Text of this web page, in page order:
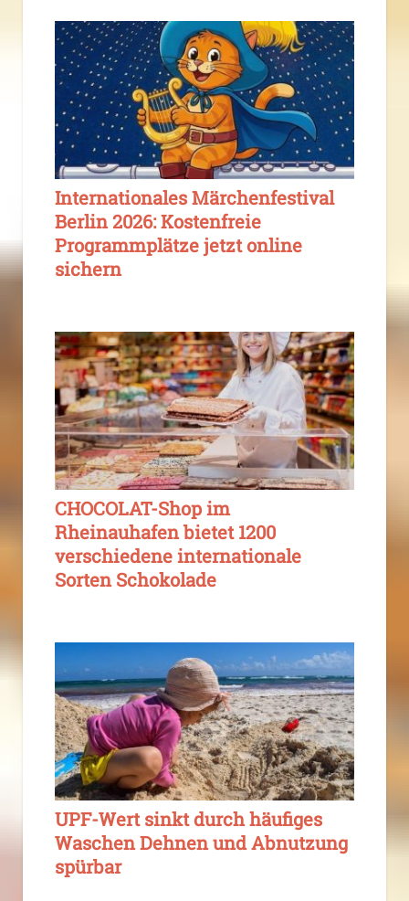
Internationales Märchenfestival
Berlin 2026: Kostenfreie
Programmplätze jetzt online
sichern
CHOCOLAT-Shop im
Rheinauhafen bietet 1200
verschiedene internationale
Sorten Schokolade
UPF-Wert sinkt durch häufiges
Waschen Dehnen und Abnutzung
spürbar